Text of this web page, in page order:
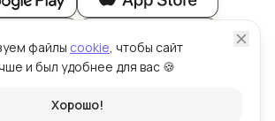
файлы cookie, чтобы сайт
и был удобнее для вас 🍪
Хорошо!
Блог
обработки персональных данных
© ООО "Силк" 2026 | Цена Зерна™